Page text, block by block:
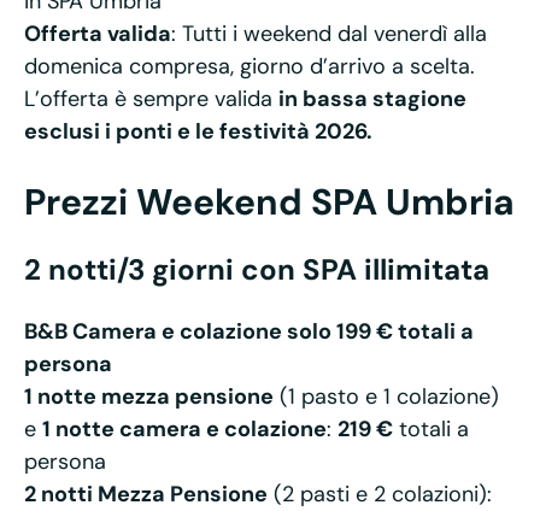
Offerta valida: Tutti i weekend dal venerdì alla
domenica compresa, giorno d’arrivo a scelta.
L’offerta è sempre valida in bassa stagione
esclusi i ponti e le festività 2026.
Prezzi Weekend SPA Umbria
2 notti/3 giorni con SPA illimitata
B&B Camera e colazione solo 199 € totali a
persona
1 notte mezza pensione (1 pasto e 1 colazione)
e 1 notte camera e colazione: 219 € totali a
persona
2 notti Mezza Pensione (2 pasti e 2 colazioni):